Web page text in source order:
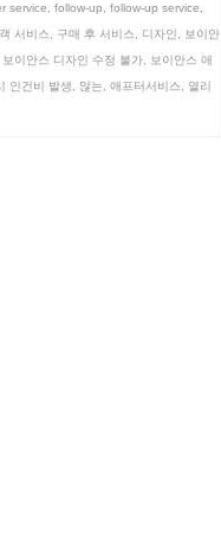
service follow-up follow-up service
서비스 구매 후 서비스 디자인
보이안
보이안스 디자인 수정 불가,
보이안스 애
인건비 발생 않는 애프터서비스
열리